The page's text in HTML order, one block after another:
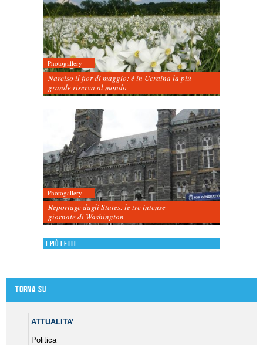
Photogallery
Narciso il fior di maggio: è in Ucraina la più
grande riserva al mondo
Photogallery
Reportage dagli States: le tre intense
giornate di Washington
I più letti
Torna su
ATTUALITA’
Politica